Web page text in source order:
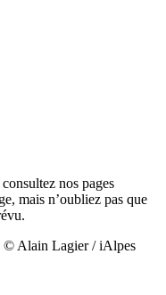
nos pages
mais n’oubliez pas que
Alain Lagier / iAlpes